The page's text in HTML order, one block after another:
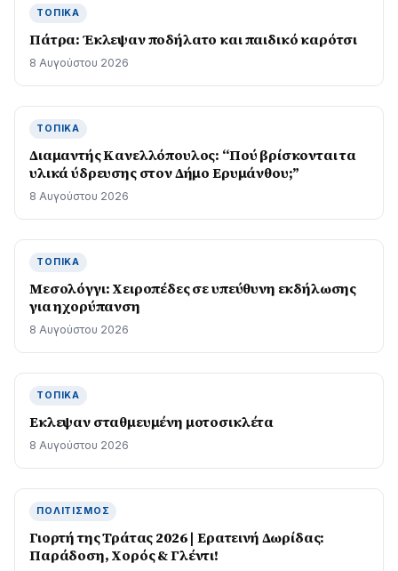
ΤΟΠΙΚΆ
Πάτρα: Έκλεψαν ποδήλατο και παιδικό καρότσι
8 Αυγούστου 2026
ΤΟΠΙΚΆ
Διαμαντής Κανελλόπουλος: “Πού βρίσκονται τα
υλικά ύδρευσης στον Δήμο Ερυμάνθου;”
8 Αυγούστου 2026
ΤΟΠΙΚΆ
Μεσολόγγι: Χειροπέδες σε υπεύθυνη εκδήλωσης
για ηχορύπανση
8 Αυγούστου 2026
ΤΟΠΙΚΆ
Εκλεψαν σταθμευμένη μοτοσικλέτα
8 Αυγούστου 2026
ΠΟΛΙΤΙΣΜΌΣ
Γιορτή της Τράτας 2026 | Ερατεινή Δωρίδας:
Παράδοση, Χορός & Γλέντι!